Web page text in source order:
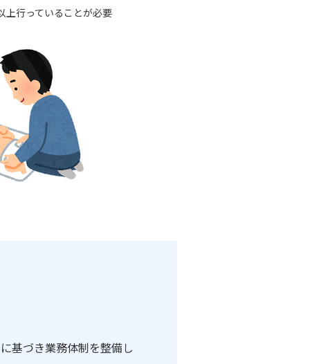
上行っていることが必要
基づき業務体制を整備し